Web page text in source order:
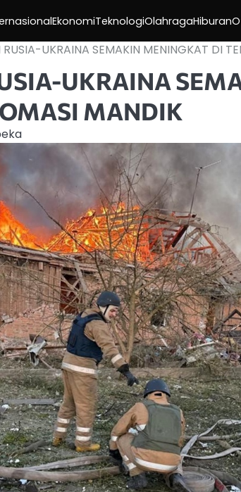
EkonomiTeknologiOlahragaHiburan
UKRAINA SEMAKIN MENINGKAT DI
UKRAINA
MANDIK